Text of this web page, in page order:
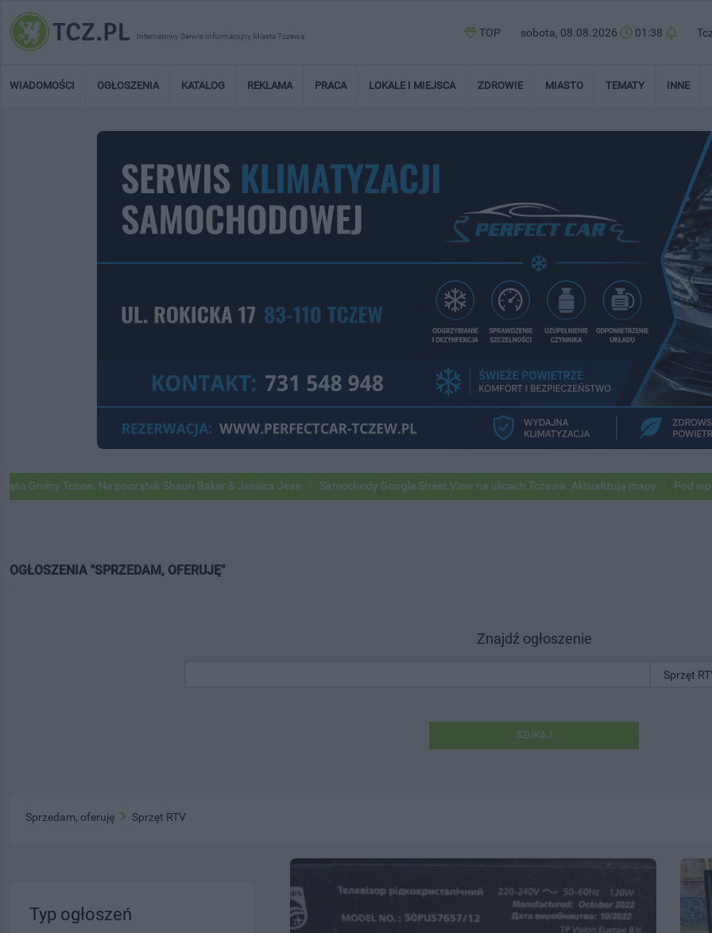
Internetowy Serwis Informacyjny Miasta Tczewa TOP sobota, 08.08.2026 01:38
WIADOMOŚCI OGŁOSZENIA KATALOG REKLAMA PRACA LOKALE I MIEJSCA ZDROWIE MIASTO TEMATY INNE
Tczew. Na początek Shaun Baker & Jessica Jean Samochody Google Street View na ulicach Tczewa. Aktualizują mapy Pod wpływem
OGŁOSZENIA "SPRZEDAM, OFERUJĘ"
Znajdź ogłoszenie
SZUKAJ
Sprzedam, oferuję Sprzęt RTV
Typ ogłoszeń